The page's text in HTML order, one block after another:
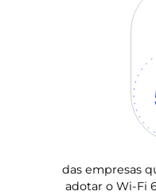
das empresas
adotar o Wi-Fi